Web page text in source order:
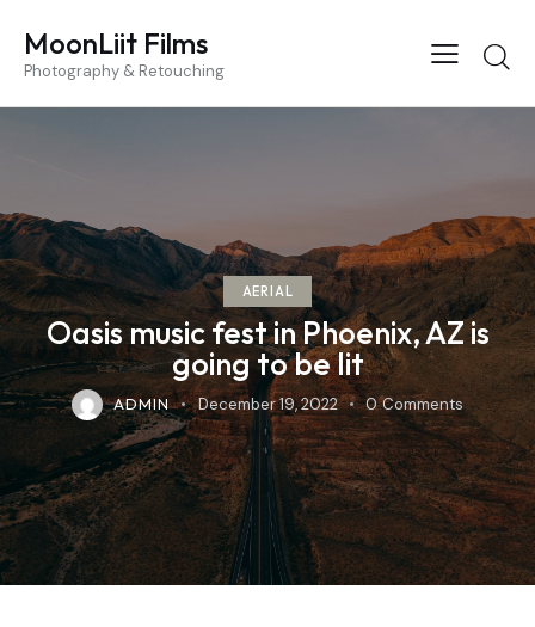
MoonLiit Films
Photography & Retouching
AERIAL
Oasis music fest in Phoenix, AZ is
going to be lit
ADMIN December 19, 2022 0 Comments